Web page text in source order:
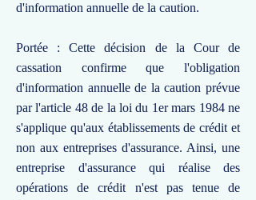
d'information annuelle de la caution.
Portée : Cette décision de la Cour de
cassation confirme que l'obligation
d'information annuelle de la caution prévue
par l'article 48 de la loi du 1er mars 1984 ne
s'applique qu'aux établissements de crédit et
non aux entreprises d'assurance. Ainsi, une
entreprise d'assurance qui réalise des
opérations de crédit n'est pas tenue de